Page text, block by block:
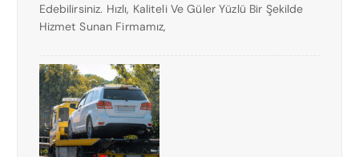
Edebilirsiniz. Hızlı, Kaliteli Ve Güler Yüzlü Bir Şekilde
Hizmet Sunan Firmamız,